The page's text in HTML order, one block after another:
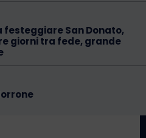
festeggiare San Donato,
giorni tra fede, grande